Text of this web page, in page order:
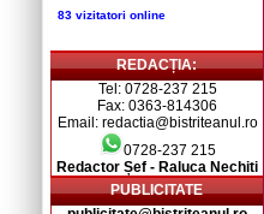
83 vizitatori online
REDACȚIA:
Tel: 0728-237 215
Fax: 0363-814306
Email: redactia@bistriteanul.ro
0728-237 215
Redactor Șef - Raluca Nechiti
PUBLICITATE